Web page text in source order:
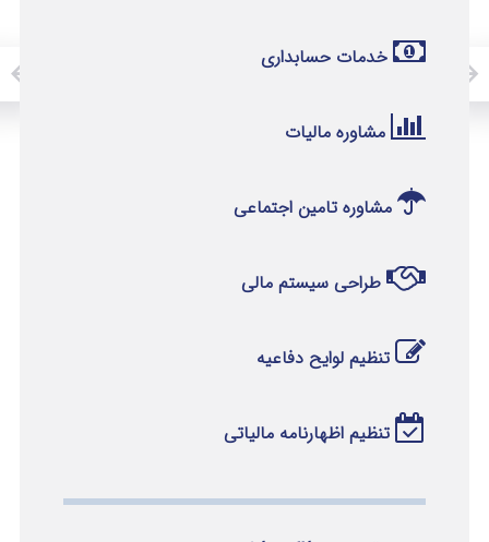
خدمات حسابداری
مشاوره مالیات
مشاوره تامین اجتماعی
طراحی سیستم مالی
تنظیم لوایح دفاعیه
تنظیم اظهارنامه مالیاتی